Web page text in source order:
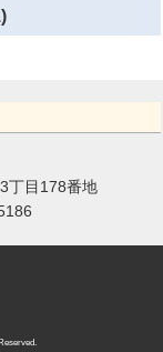
丁目178番地